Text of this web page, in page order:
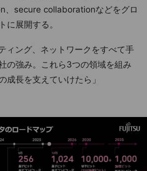
、secure collaborationなどをグロ
に展開する。
ィング、ネットワークをすべて手
の強み。これら3つの領域を組み
成長を支えていけたら」